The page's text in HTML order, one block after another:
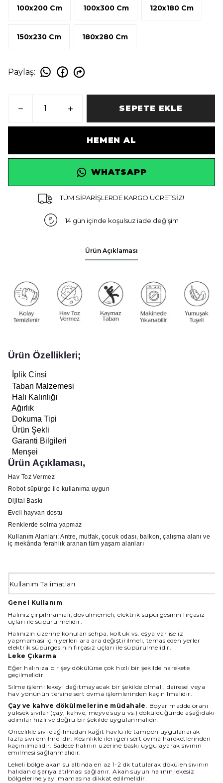
100x200 Cm 100x300 Cm 120x180 Cm
150x230 Cm 180x280 Cm
Paylaş:
SEPETE EKLE
HEMEN AL
WHATSAPP
TÜM SİPARİŞLERDE KARGO ÜCRETSİZ!
14 gün içinde koşulsuz iade değişim
Ürün Açıklaması
Ürün Özellikleri;
İplik Cinsi
Taban Malzemesi
Halı Kalınlığı
Ağırlık
Dokuma Tipi
Ürün Şekli
Garanti Bilgileri
Menşei
Ürün Açıklaması,
Hav Toz Vermez
Robot süpürge ile kullanıma uygun
Dijital Baskı
Evcil hayvan dostu
Renklerde solma yapmaz
Kullanım Alanları: Antre, mutfak, çocuk odası, balkon, çalışma alanı ve
iç mekânda ferahlık aranan tüm yaşam alanları
Kullanım Talimatları
Genel Kullanım
Halınız çırpılmamalı, dövülmemeli, elektrik süpürgesinin fırçasız
uçları ile süpürülmelidir.
Halınızın üzerine konulan sehpa, koltuk vs. eşya var ise iz
yapmaması için yerleri ara ara değiştirilmeli, temas eden yerler
elektrik süpürgesinin fırçasız uçları ile süpürülmelidir.
Leke Çıkarma
Eğer halınıza bir şey dökülürse çok hızlı bir şekilde harekete
geçilmelidir.
Silme işlemi lekeyi dağıtmayacak bir şekilde olmalı, dairesel veya
hav yönünün tersine sert ovma işlemlerinden kaçınılmalıdır.
Çay ve kahve dökülmelerine müdahale. Boyar madde oranı
yüksek sıvılar (çay, kahve, meyve suyu vs.) döküldüğünde aşağıdaki
adımlar hızlı ve doğru bir şekilde uygulanmalıdır.
Öncelikle sıvı dağılmadan kağıt havlu ile tampon uygulanarak
fazla sıvı emilmelidir. Kesinlikle ileri geri sert ovma hareketlerinden
kaçınılmalıdır. Sadece halının üzerine baskı uygulayarak sıvının
emilmesi sağlanmalıdır.
Lekeli bölge akan su altında en az 1-2 dk tutularak dökülen sıvının
halıdan dışarıya atılması sağlanır. Akan suyun halının lekesiz
bölgelerine yayılmamasına dikkat edilmelidir.